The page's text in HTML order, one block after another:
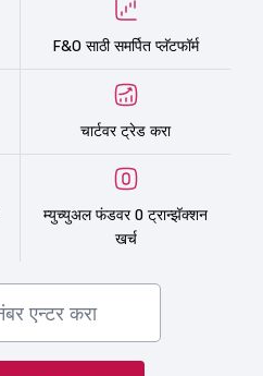
F&O साठी समर्पित प्लॅटफॉर्म
चार्टवर ट्रेड करा
म्युच्युअल फंडवर 0 ट्रान्झॅक्शन
खर्च